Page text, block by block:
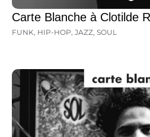
Carte Blanche à Clotilde
FUNK, HIP-HOP, JAZZ, SOUL